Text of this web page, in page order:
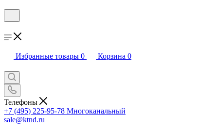
Избранные товары 0 Корзина 0
Телефоны
+7 (495) 225-95-78 Многоканальный
sale@ktnd.ru